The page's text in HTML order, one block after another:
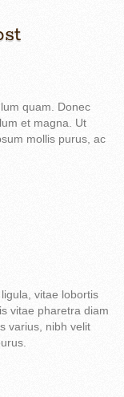
quam. Donec
et magna. Ut
mollis purus, ac
vitae lobortis
vitae pharetra diam
varius, nibh velit